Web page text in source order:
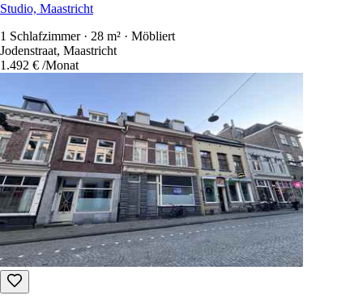
Studio, Maastricht
1 Schlafzimmer · 28 m² · Möbliert
Jodenstraat, Maastricht
1.492 € /Monat